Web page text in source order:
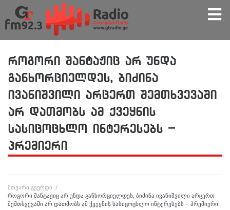
როგორი შანტაჟიც არ უნდა
განხორციელდეს, ბიძინა
ივანიშვილი არცერთ შემთხვევაში
არ დათმობს ამ ქვეყნის
სასიცოცხლო ინტერესებს –
პრემიერი
მთვარი გვერდი /
როგორი შანტაჟიც არ უნდა განხორციელდეს, ბიძინა ივანიშვილი არცერთ
შემთხვევაში არ დათმობს ამ ქვეყნის სასიცოცხლო ინტერესებს – პრემიერი